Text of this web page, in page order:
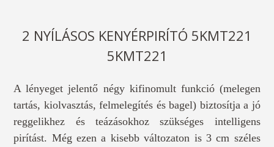
2 NYÍLÁSOS KENYÉRPIRÍTÓ 5KMT221
5KMT221
A lényeget jelentő négy kifinomult funkció (melegen
tartás, kiolvasztás, felmelegítés és bagel) biztosítja a jó
reggelikhez és teázásokhoz szükséges intelligens
pirítást. Még ezen a kisebb változaton is 3 cm széles